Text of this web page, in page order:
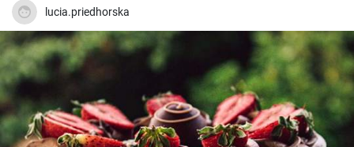
lucia.priedhorska